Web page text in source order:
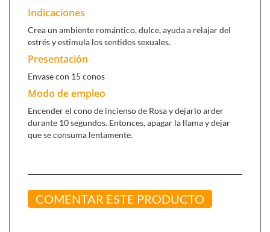
olor puede saturar el ambiente.
Incienso con aroma de Rosa,atracción, paz espiritual. Todos
los asuntos relacionados con la belleza; amor, matrimonio,
música, romance, cortejos, elegancia, armonía, alegría, gozo.
Se utiliza para promover pensamientos de amor y afecto. El
olor de las rosas ayudará a atraer a un amor hacia ti, para eso
los pétalos pueden ser usados para tomar un baño mientras
piensas en un nuevo amor. También ayudará en solucionar las
discusiones de pareja.
Indicaciones
Crea un ambiente romántico, dulce, ayuda a relajar del
estrés y estimula los sentidos sexuales.
Presentación
Envase con 15 conos
Modo de empleo
Encender el cono de incienso de Rosa y dejarlo arder
durante 10 segundos. Entonces, apagar la llama y dejar
que se consuma lentamente.
COMENTAR ESTE PRODUCTO